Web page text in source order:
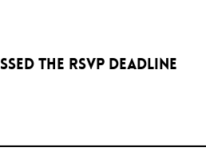
the RSVP deadline